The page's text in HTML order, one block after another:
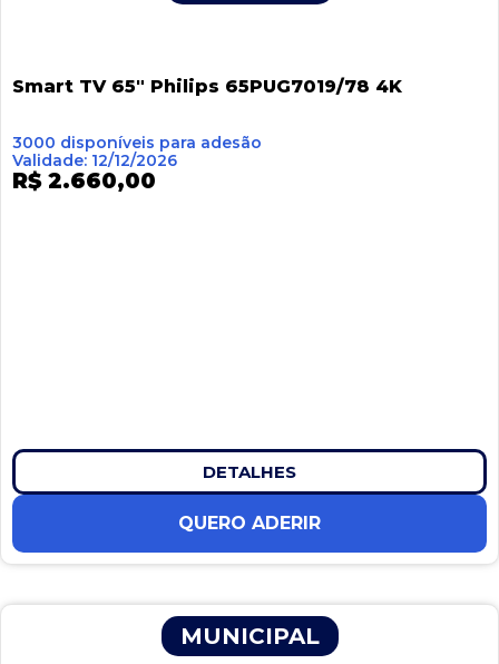
Smart TV 65″ Philips 65PUG7019/78 4K
3000 disponíveis para adesão
Validade: 12/12/2026
R$ 2.660,00
DETALHES
QUERO ADERIR
MUNICIPAL